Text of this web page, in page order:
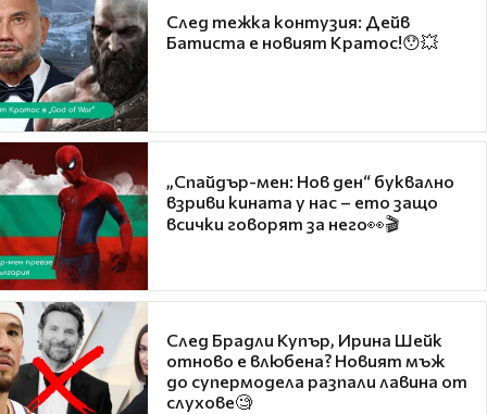
След тежка контузия: Дейв
Батиста е новият Кратос!😯💥
„Спайдър-мен: Нов ден“ буквално
взриви кината у нас – ето защо
всички говорят за него👀🎬
След Брадли Купър, Ирина Шейк
отново е влюбена? Новият мъж
до супермодела разпали лавина от
слухове🧐